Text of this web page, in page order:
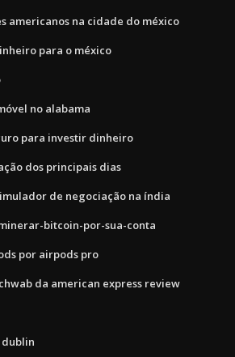
americanos na cidade do méxico
para o méxico
no alabama
para investir dinheiro
dos principais dias
de negociação na índia
bitcoin-por-sua-conta
por airpods pro
da american express review
dublin